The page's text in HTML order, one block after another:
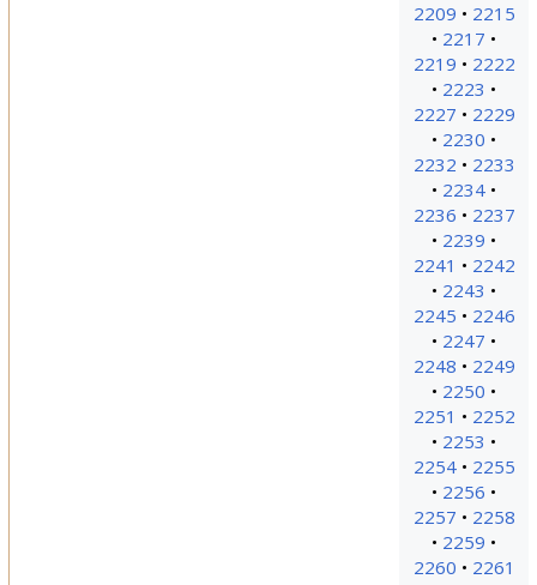
2209
2215
2217
2219
2222
2223
2227
2229
2230
2232
2233
2234
2236
2237
2239
2241
2242
2243
2245
2246
2247
2248
2249
2250
2251
2252
2253
2254
2255
2256
2257
2258
2259
2260
2261